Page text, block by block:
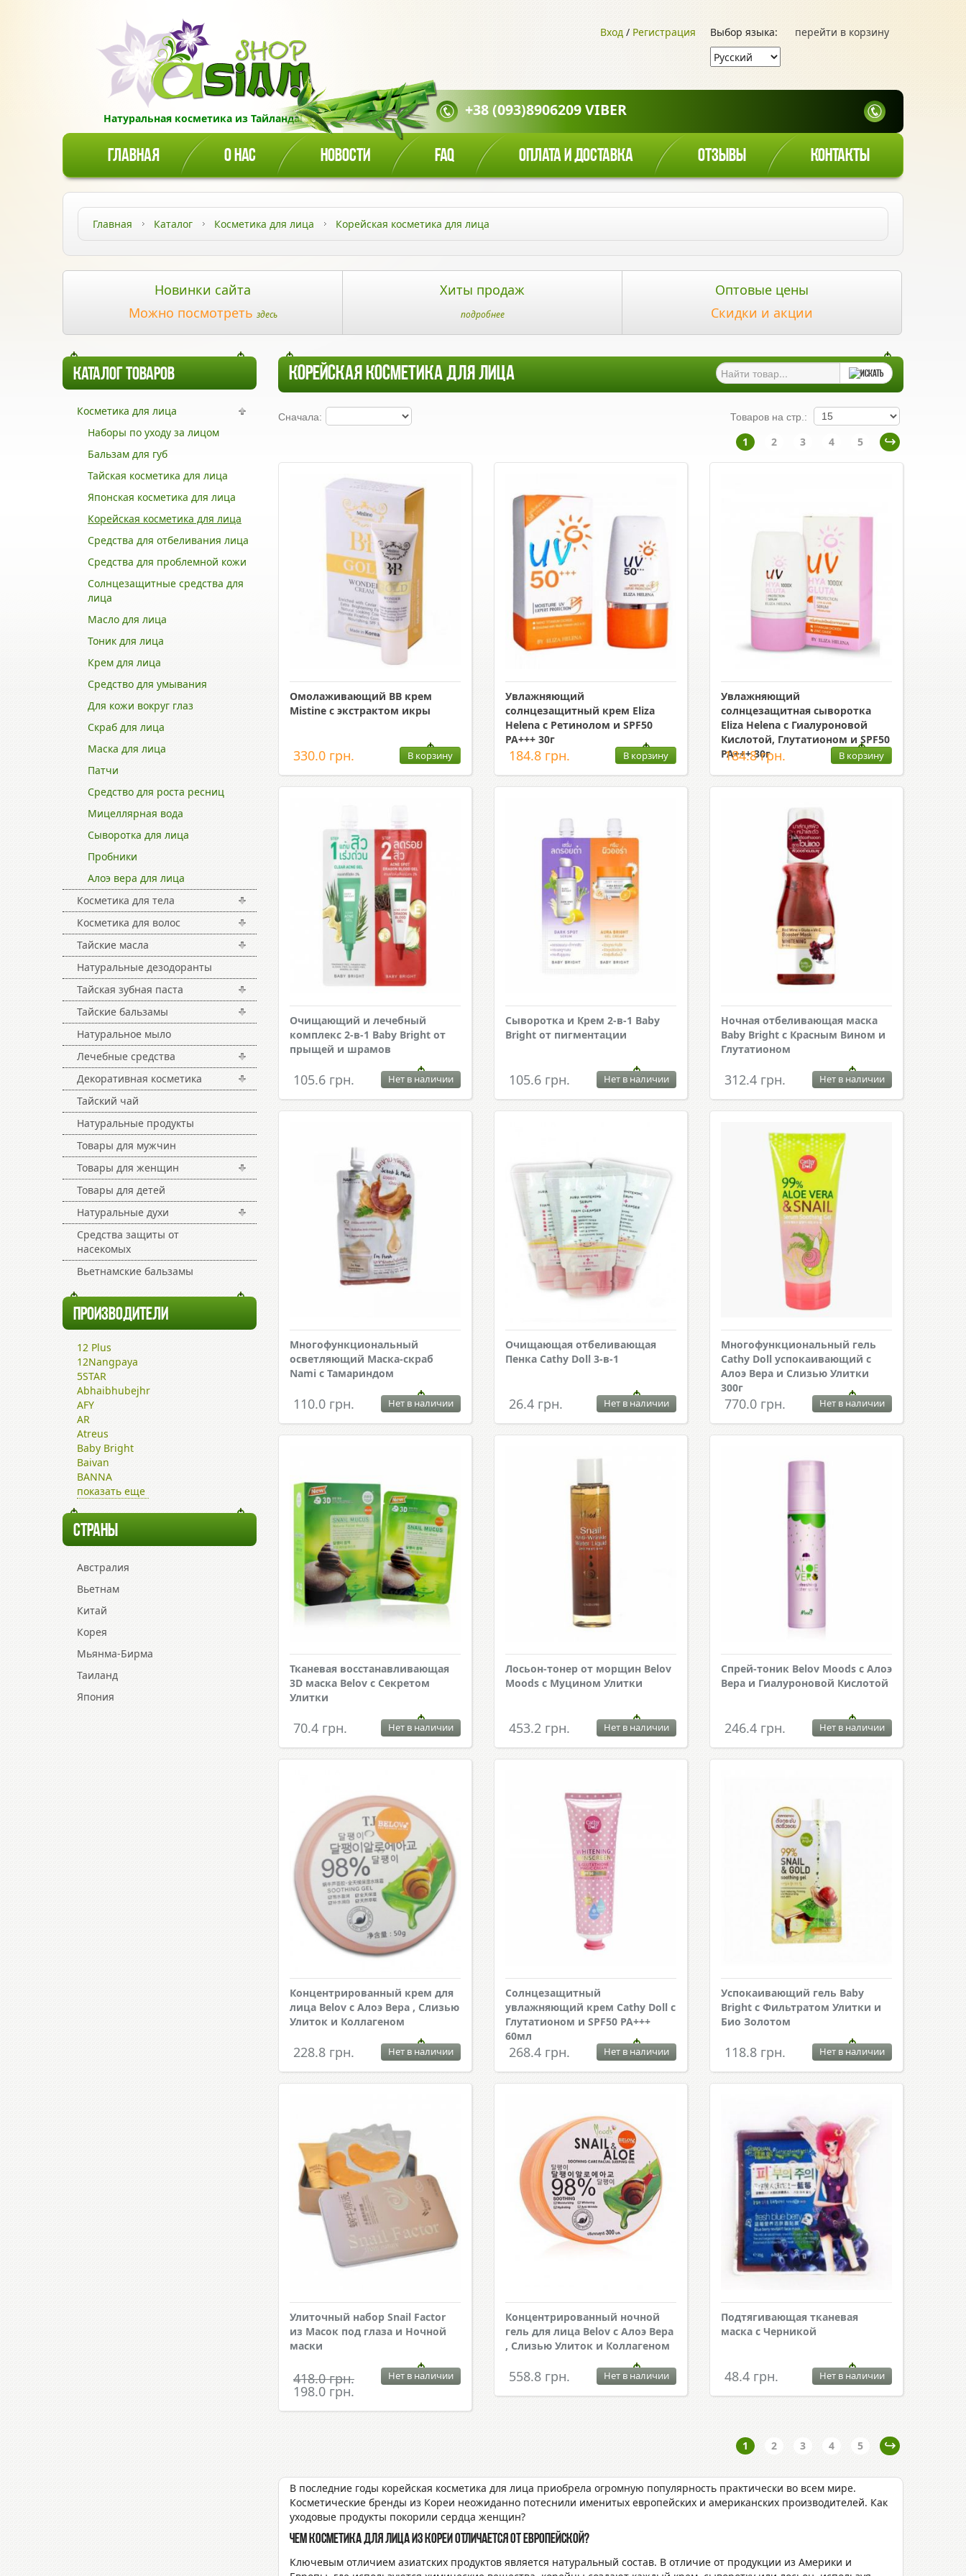
Натуральная косметика из Тайланда!
перейти в корзину
Выбор языка:
Вход / Регистрация
+38 (093)8906209 VIBER
ГЛАВНАЯ О НАС НОВОСТИ FAQ ОПЛАТА И ДОСТАВКА ОТЗЫВЫ КОНТАКТЫ
Главная Каталог Косметика для лица Корейская косметика для лица
Новинки сайта
Можно посмотреть здесь
Хиты продаж
подробнее
Оптовые цены
Скидки и акции
КАТАЛОГ ТОВАРОВ
Косметика для лица
Наборы по уходу за лицом
Бальзам для губ
Тайская косметика для лица
Японская косметика для лица
Корейская косметика для лица
Средства для отбеливания лица
Средства для проблемной кожи
Солнцезащитные средства для
лица
Масло для лица
Тоник для лица
Крем для лица
Средство для умывания
Для кожи вокруг глаз
Скраб для лица
Маска для лица
Патчи
Средство для роста ресниц
Мицеллярная вода
Сыворотка для лица
Пробники
Алоэ вера для лица
Косметика для тела
Косметика для волос
Тайские масла
Натуральные дезодоранты
Тайская зубная паста
Тайские бальзамы
Натуральное мыло
Лечебные средства
Декоративная косметика
Тайский чай
Натуральные продукты
Товары для мужчин
Товары для женщин
Товары для детей
Натуральные духи
Средства защиты от
насекомых
Вьетнамские бальзамы
ПРОИЗВОДИТЕЛИ
12 Plus
12Nangpaya
5STAR
Abhaibhubejhr
AFY
AR
Atreus
Baby Bright
Baivan
BANNA
показать еще
СТРАНЫ
Австралия
Вьетнам
Китай
Корея
Мьянма-Бирма
Таиланд
Япония
КОРЕЙСКАЯ КОСМЕТИКА ДЛЯ ЛИЦА
Сначала: Товаров на стр.:
1 2 3 4 5
Омолаживающий ВВ крем
Mistine с экстрактом икры
330.0 грн. В корзину
Увлажняющий
солнцезащитный крем Eliza
Helena с Ретинолом и SPF50
PA+++ 30г
184.8 грн. В корзину
Увлажняющий
солнцезащитная сыворотка
Eliza Helena с Гиалуроновой
Кислотой, Глутатионом и SPF50
PA+++ 30г
184.8 грн. В корзину
Очищающий и лечебный
комплекс 2-в-1 Baby Bright от
прыщей и шрамов
105.6 грн. Нет в наличии
Сыворотка и Крем 2-в-1 Baby
Bright от пигментации
105.6 грн. Нет в наличии
Ночная отбеливающая маска
Baby Bright с Красным Вином и
Глутатионом
312.4 грн. Нет в наличии
Многофункциональный
осветляющий Маска-скраб
Nami с Тамариндом
110.0 грн. Нет в наличии
Очищающая отбеливающая
Пенка Cathy Doll 3-в-1
26.4 грн. Нет в наличии
Многофункциональный гель
Cathy Doll успокаивающий с
Алоэ Вера и Слизью Улитки
300г
770.0 грн. Нет в наличии
Тканевая восстанавливающая
3D маска Belov с Секретом
Улитки
70.4 грн. Нет в наличии
Лосьон-тонер от морщин Belov
Moods с Муцином Улитки
453.2 грн. Нет в наличии
Спрей-тоник Belov Moods с Алоэ
Вера и Гиалуроновой Кислотой
246.4 грн. Нет в наличии
Концентрированный крем для
лица Belov с Алоэ Вера , Слизью
Улиток и Коллагеном
228.8 грн. Нет в наличии
Солнцезащитный
увлажняющий крем Cathy Doll с
Глутатионом и SPF50 PA+++
60мл
268.4 грн. Нет в наличии
Успокаивающий гель Baby
Bright с Фильтратом Улитки и
Био Золотом
118.8 грн. Нет в наличии
Улиточный набор Snail Factor
из Масок под глаза и Ночной
маски
418.0 грн.
198.0 грн.
Нет в наличии
Концентрированный ночной
гель для лица Belov с Алоэ Вера
, Слизью Улиток и Коллагеном
558.8 грн. Нет в наличии
Подтягивающая тканевая
маска с Черникой
48.4 грн. Нет в наличии
1 2 3 4 5
В последние годы корейская косметика для лица приобрела огромную популярность практически во всем мире.
Косметические бренды из Кореи неожиданно потеснили именитых европейских и американских производителей. Как
уходовые продукты покорили сердца женщин?
Чем косметика для лица из Кореи отличается от европейской?
Ключевым отличием азиатских продуктов является натуральный состав. В отличие от продукции из Америки и